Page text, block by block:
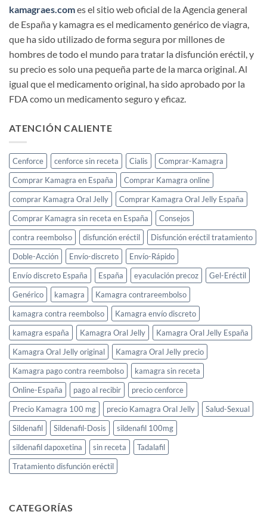
kamagraes.comes el sitio web oficial de la Agencia general
de España y kamagra es el medicamento genérico de viagra,
que ha sido utilizado de forma segura por millones de
hombres de todo el mundo para tratar la disfunción eréctil, y
su precio es solo una pequeña parte de la marca original. Al
igual que el medicamento original, ha sido aprobado por la
FDA como un medicamento seguro y eficaz.
ATENCIÓN CALIENTE
Cenforce cenforce sin receta Cialis
Comprar-Kamagra
Comprar Kamagra en España
Comprar Kamagra online
comprar Kamagra Oral Jelly
Comprar Kamagra Oral Jelly España
Comprar Kamagra sin receta en España
Consejos
contra reembolso
disfunción eréctil
Disfunción eréctil tratamiento
Doble-Acción
Envío-discreto
Envío-Rápido
Envío discreto España
España eyaculación precoz
Gel-Eréctil
Genérico
kamagra
Kamagra contrareembolso
kamagra contra reembolso
Kamagra envío discreto
kamagra españa
Kamagra Oral Jelly
Kamagra Oral Jelly España
Kamagra Oral Jelly original
Kamagra Oral Jelly precio
Kamagra pago contra reembolso
kamagra sin receta
Online-España
pago al recibir
precio cenforce
Precio Kamagra 100 mg
precio Kamagra Oral Jelly
Salud-Sexual
Sildenafil
Sildenafil-Dosis
sildenafil 100mg
sildenafil dapoxetina
sin receta
Tadalafil
Tratamiento disfunción eréctil
CATEGORÍAS